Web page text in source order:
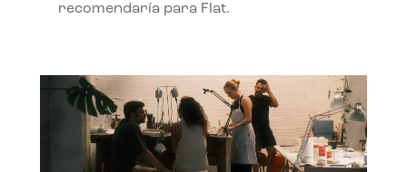
recomendaría para Flat.